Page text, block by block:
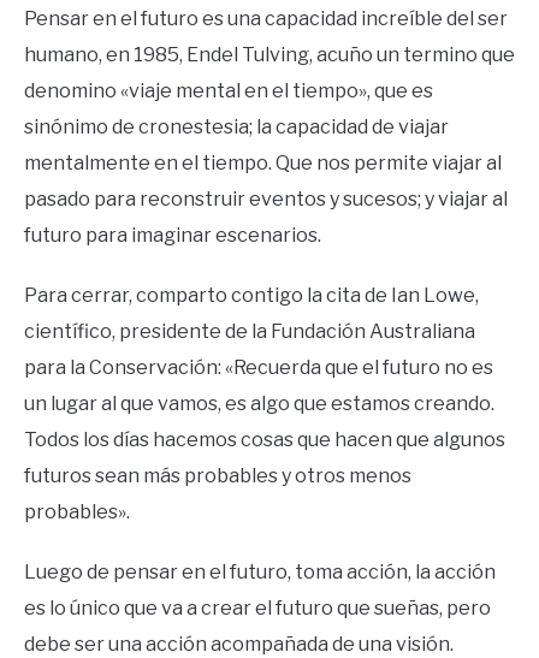
Pensar en el futuro es una capacidad increíble del ser
humano, en 1985, Endel Tulving, acuño un termino que
denomino «viaje mental en el tiempo», que es
sinónimo de cronestesia; la capacidad de viajar
mentalmente en el tiempo. Que nos permite viajar al
pasado para reconstruir eventos y sucesos; y viajar al
futuro para imaginar escenarios.
Para cerrar, comparto contigo la cita de Ian Lowe,
científico, presidente de la Fundación Australiana
para la Conservación: «Recuerda que el futuro no es
un lugar al que vamos, es algo que estamos creando.
Todos los días hacemos cosas que hacen que algunos
futuros sean más probables y otros menos
probables».
Luego de pensar en el futuro, toma acción, la acción
es lo único que va a crear el futuro que sueñas, pero
debe ser una acción acompañada de una visión.